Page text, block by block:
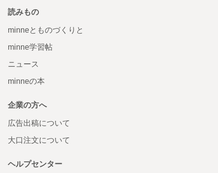
読みもの
minneとものづくりと
minne学習帖
ニュース
minneの本
企業の方へ
広告出稿について
大口注文について
ヘルプセンター